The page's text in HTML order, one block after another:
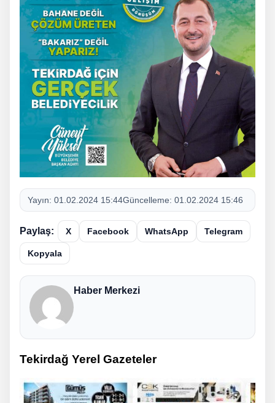
Yayın: 01.02.2024 15:44Güncelleme: 01.02.2024 15:46
Paylaş: X Facebook WhatsApp Telegram
Kopyala
Haber Merkezi
Tekirdağ Yerel Gazeteler